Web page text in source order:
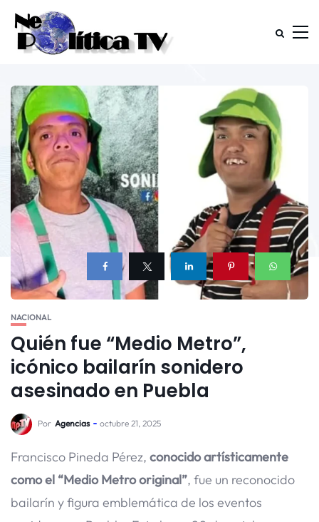
NACIONAL
Quién fue “Medio Metro”,
icónico bailarín sonidero
asesinado en Puebla
Por Agencias octubre 21, 2025
Francisco Pineda Pérez, conocido artísticamente
como el “Medio Metro original”, fue un reconocido
bailarín y figura emblemática de los eventos